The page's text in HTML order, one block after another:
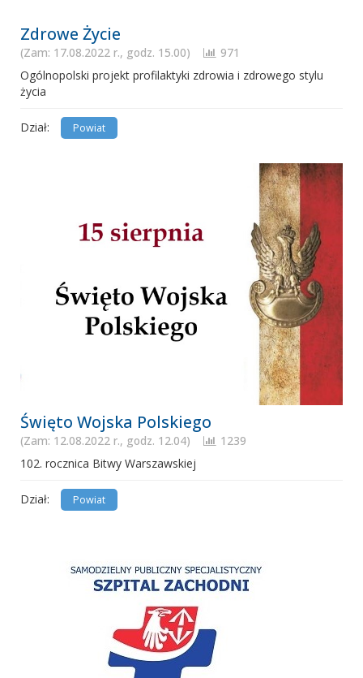
Zdrowe Życie
(Zam: 17.08.2022 r., godz. 15.00)
971
Ogólnopolski projekt profilaktyki zdrowia i zdrowego stylu
życia
Dział: Powiat
Święto Wojska Polskiego
(Zam: 12.08.2022 r., godz. 12.04)
1239
102. rocznica Bitwy Warszawskiej
Dział: Powiat